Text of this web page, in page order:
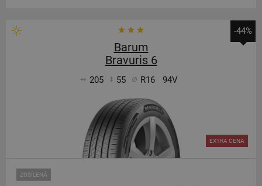
-44%
Barum
Bravuris 6
205 55 R16 94V
ZOSÍLENÁ
EXTRA CENA